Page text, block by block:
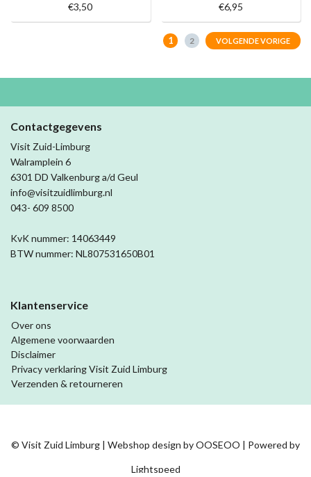
€3,50 €6,95
1 2 VOLGENDE VORIGE
Contactgegevens
Visit Zuid-Limburg
Walramplein 6
6301 DD Valkenburg a/d Geul
info@visitzuidlimburg.nl
043- 609 8500
KvK nummer: 14063449
BTW nummer: NL807531650B01
Klantenservice
Over ons
Algemene voorwaarden
Disclaimer
Privacy verklaring Visit Zuid Limburg
Verzenden & retourneren
© Visit Zuid Limburg | Webshop design byOOSEOO | Powered by
Lightspeed